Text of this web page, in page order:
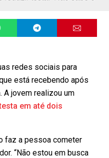
redes sociais para
está recebendo após
A jovem realizou um
em até dois
faz a pessoa cometer
“Não estou em busca